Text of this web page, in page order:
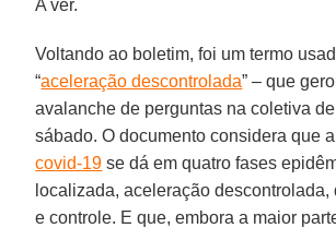
A ver.
Voltando ao boletim, foi um termo
“aceleração descontrolada” – que
avalanche de perguntas na coletiva
sábado. O documento considera que
covid-19 se dá em quatro fases
localizada, aceleração
e controle. E que, embora a maior